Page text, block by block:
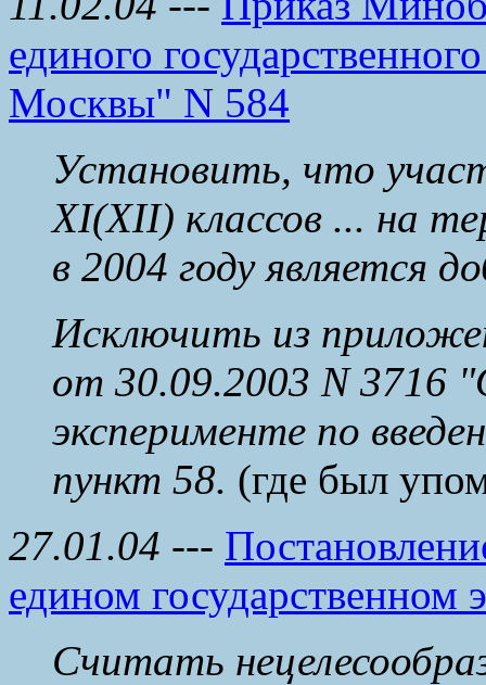
единого
Москвы" N 584
Установить, что
ХI(ХII) классов ... на
в 2004 году является
Исключить из
от 30.09.2003 N 3716
эксперименте по
пункт 58. (где был
27.01.04 ---
едином
Считать